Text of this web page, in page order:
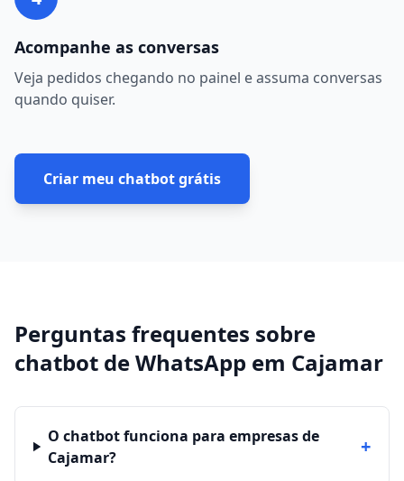
Acompanhe as conversas
Veja pedidos chegando no painel e assuma conversas
quando quiser.
Criar meu chatbot grátis
Perguntas frequentes sobre
chatbot de WhatsApp em Cajamar
O chatbot funciona para empresas de
Cajamar?
+